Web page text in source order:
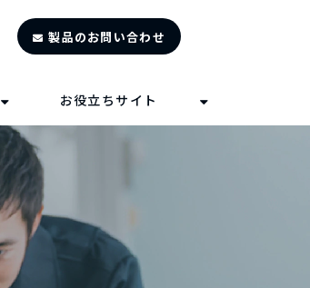
製品のお問い合わせ
お役立ちサイト